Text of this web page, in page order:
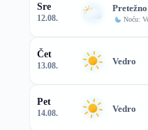
Sre
12.08. Noću:
Čet
13.08. Vedro
Pet
14.08. Vedro